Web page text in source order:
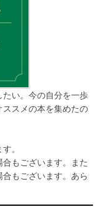
い。今の自分を一歩
スメの本を集めたの
。
もございます。また
もございます。あら